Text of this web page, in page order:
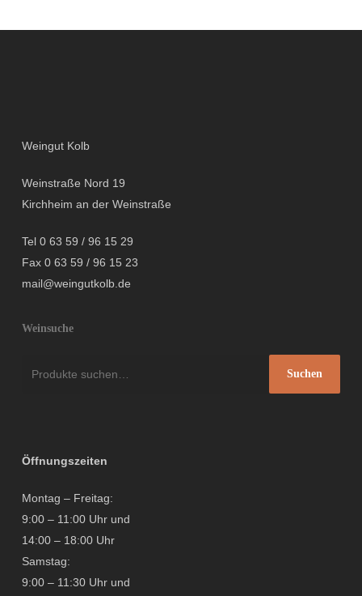
Weingut Kolb
Weinstraße Nord 19
Kirchheim an der Weinstraße
Tel 0 63 59 / 96 15 29
Fax 0 63 59 / 96 15 23
mail@weingutkolb.de
Weinsuche
Suchen
Öffnungszeiten
Montag – Freitag:
9:00 – 11:00 Uhr und
14:00 – 18:00 Uhr
Samstag:
9:00 – 11:30 Uhr und